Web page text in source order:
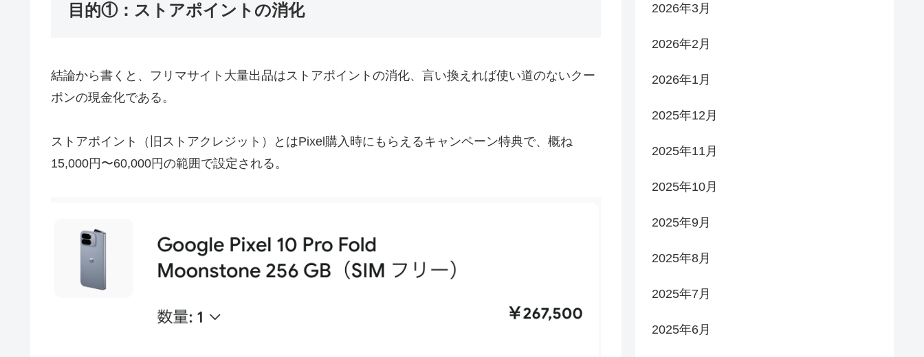
目的①：ストアポイントの消化
結論から書くと、フリマサイト大量出品はストアポイントの消化、言い換えれば使い道のないクー
ポンの現金化である。
ストアポイント（旧ストアクレジット）とはPixel購入時にもらえるキャンペーン特典で、概ね
15,000円〜60,000円の範囲で設定される。
2026年3月
2026年2月
2026年1月
2025年12月
2025年11月
2025年10月
2025年9月
2025年8月
2025年7月
2025年6月